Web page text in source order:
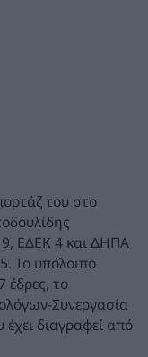
του στο
9, ΕΔΕΚ 4 και ΔΗΠΑ
Το υπόλοιπο
έδρες, το
Συνεργασία
διαγραφεί από